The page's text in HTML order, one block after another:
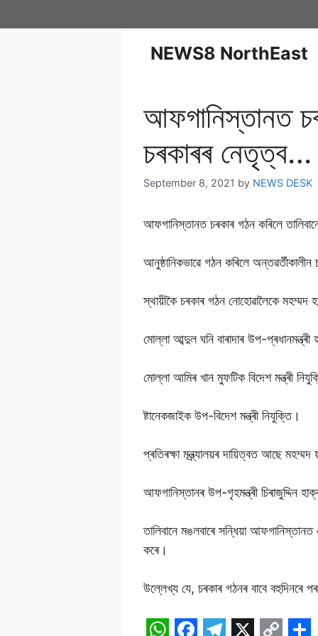
NEWS8 NorthEast
আফগানিস্তানত
চৰকাৰৰ নেতৃত্ব…
September 8, 2021 by NEWS DESK
আফগানিস্তানত চৰকাৰ গঠন কৰিলে
আনুষ্ঠানিকভাৱে গঠন কৰিলে অন্তৱৰ্তীকালীন
স্থায়ীকৈ চৰকাৰ গঠন নোহোৱালৈকে মহম্মদ
মোল্লা আব্দুল ঘনি বাৰাদাৰ উপ-
মোল্লা আমিৰ খান মুফটিক বিদেশ মন্ত্ৰী
ষ্টানেকজাইক উপ-বিদেশ মন্ত্ৰী নিযুক্তি।
প্ৰতিৰক্ষা মন্ত্ৰ্যালয়ৰ দায়িত্বত আছে মহম্মদ
আফগানিস্তানৰ উপ-গৃহমন্ত্ৰী চিৰাজুদ্দিন
তালিবানে মঙলবাৰে সন্ধিয়া
কৰে।
উল্লেখ্য যে, চৰকাৰ গঠনৰ বাবে বহুদিনৰে